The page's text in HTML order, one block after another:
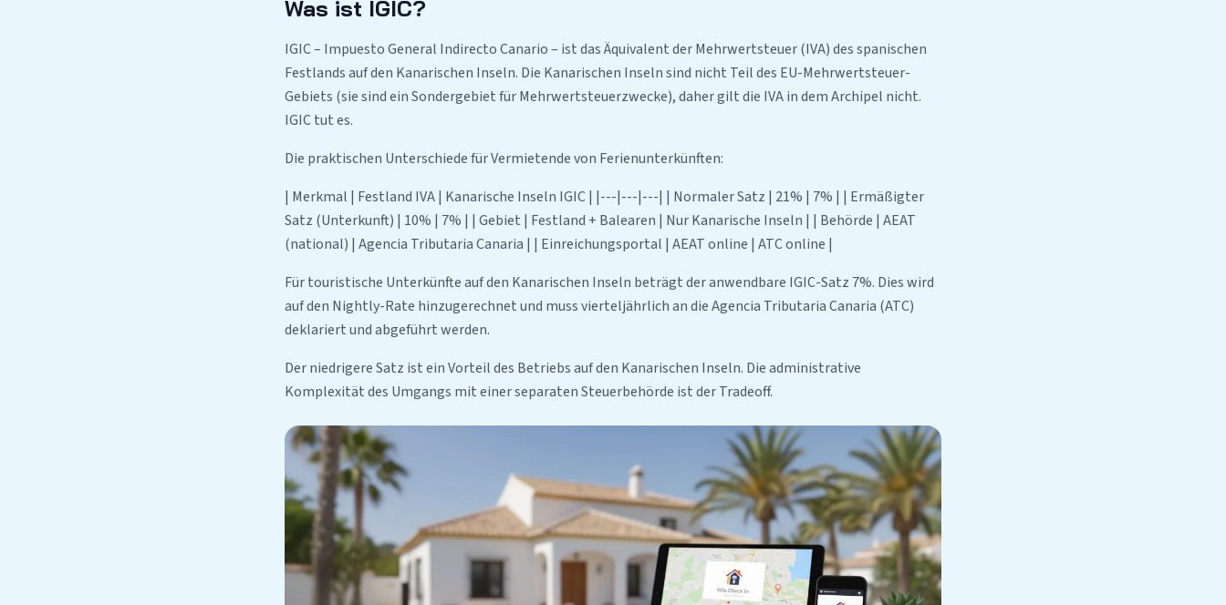
Was ist IGIC?
IGIC – Impuesto General Indirecto Canario – ist das Äquivalent der Mehrwertsteuer (IVA) des spanischen
Festlands auf den Kanarischen Inseln. Die Kanarischen Inseln sind nicht Teil des EU-Mehrwertsteuer-
Gebiets (sie sind ein Sondergebiet für Mehrwertsteuerzwecke), daher gilt die IVA in dem Archipel nicht.
IGIC tut es.
Die praktischen Unterschiede für Vermietende von Ferienunterkünften:
| Merkmal | Festland IVA | Kanarische Inseln IGIC | |---|---|---| | Normaler Satz | 21% | 7% | | Ermäßigter
Satz (Unterkunft) | 10% | 7% | | Gebiet | Festland + Balearen | Nur Kanarische Inseln | | Behörde | AEAT
(national) | Agencia Tributaria Canaria | | Einreichungsportal | AEAT online | ATC online |
Für touristische Unterkünfte auf den Kanarischen Inseln beträgt der anwendbare IGIC-Satz 7%. Dies wird
auf den Nightly-Rate hinzugerechnet und muss vierteljährlich an die Agencia Tributaria Canaria (ATC)
deklariert und abgeführt werden.
Der niedrigere Satz ist ein Vorteil des Betriebs auf den Kanarischen Inseln. Die administrative
Komplexität des Umgangs mit einer separaten Steuerbehörde ist der Tradeoff.